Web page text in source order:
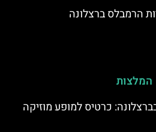
הרמבלס ברצלונה
המלצות
כרטיס למופע מוזיקה